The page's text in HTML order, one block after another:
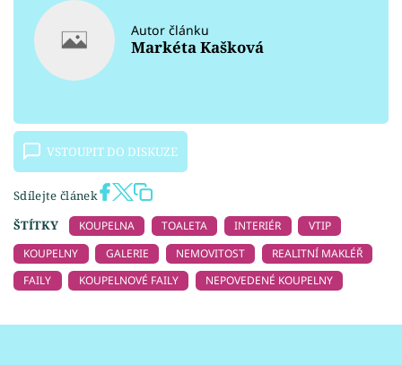
Autor článku
Markéta Kašková
VSTOUPIT DO DISKUZE
Sdílejte článek
ŠTÍTKY
KOUPELNA TOALETA INTERIÉR
VTIP
KOUPELNY
GALERIE NEMOVITOST
REALITNÍ MAKLÉŘ
FAILY
KOUPELNOVÉ FAILY NEPOVEDENÉ KOUPELNY